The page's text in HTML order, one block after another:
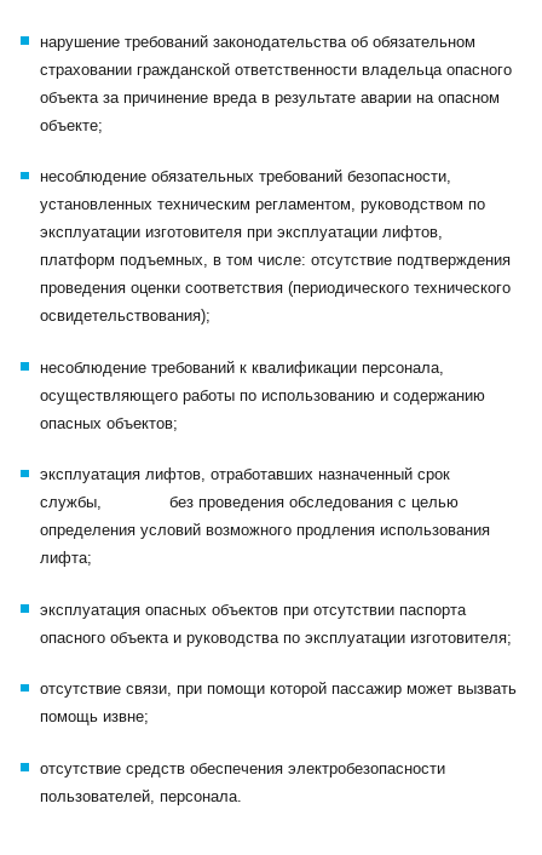
нарушение требований законодательства об обязательном
страховании гражданской ответственности владельца опасного
объекта за причинение вреда в результате аварии на опасном
объекте;
несоблюдение обязательных требований безопасности,
установленных техническим регламентом, руководством по
эксплуатации изготовителя при эксплуатации лифтов,
платформ подъемных, в том числе: отсутствие подтверждения
проведения оценки соответствия (периодического технического
освидетельствования);
несоблюдение требований к квалификации персонала,
осуществляющего работы по использованию и содержанию
опасных объектов;
эксплуатация лифтов, отработавших назначенный срок
службы, без проведения обследования с целью
определения условий возможного продления использования
лифта;
эксплуатация опасных объектов при отсутствии паспорта
опасного объекта и руководства по эксплуатации изготовителя;
отсутствие связи, при помощи которой пассажир может вызвать
помощь извне;
отсутствие средств обеспечения электробезопасности
пользователей, персонала.